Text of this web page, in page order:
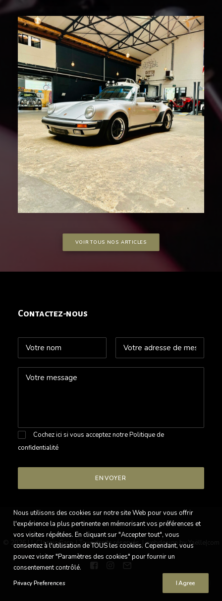
4 octobre 2023
VOIR TOUS NOS ARTICLES
Contactez-nous
Cochez ici si vous acceptez notrePolitique de
confidentialité
© 2026 LL Classic Cars. | Tous droits réservés. |webdesign by Yaëlle|com
Nous utilisons des cookies sur notre site Web pour vous offrir
l'expérience la plus pertinente en mémorisant vos préférences et
vos visites répétées. En cliquant sur "Accepter tout", vous
consentez à l'utilisation de TOUS les cookies. Cependant, vous
pouvez visiter "Paramètres des cookies" pour fournir un
consentement contrôlé.
Privacy Preferences I Agree